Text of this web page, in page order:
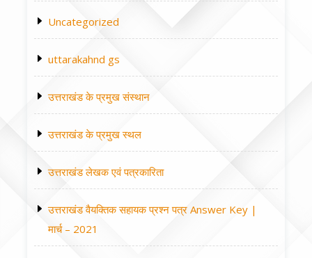
Uncategorized
uttarakahnd gs
उत्तराखंड के प्रमुख संस्थान
उत्तराखंड के प्रमुख स्थल
उत्तराखंड लेखक एवं पत्रकारिता
उत्तराखंड वैयक्तिक सहायक प्रश्न पत्र Answer Key |
मार्च – 2021